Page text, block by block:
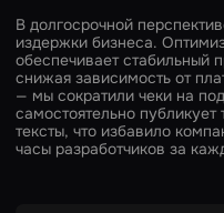
В долгосрочной
издержки бизнеса.
обеспечивает стабильный
снижая зависимость от
— мы сократили чеки на
самостоятельно
тексты, что избавило
часы разработчиков за